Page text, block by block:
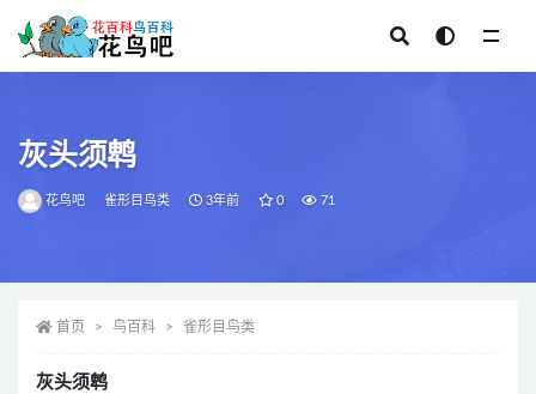
灰头须鹎
花鸟吧 雀形目鸟类 3年前 0 71
首页 鸟百科 雀形目鸟类
灰头须鹎